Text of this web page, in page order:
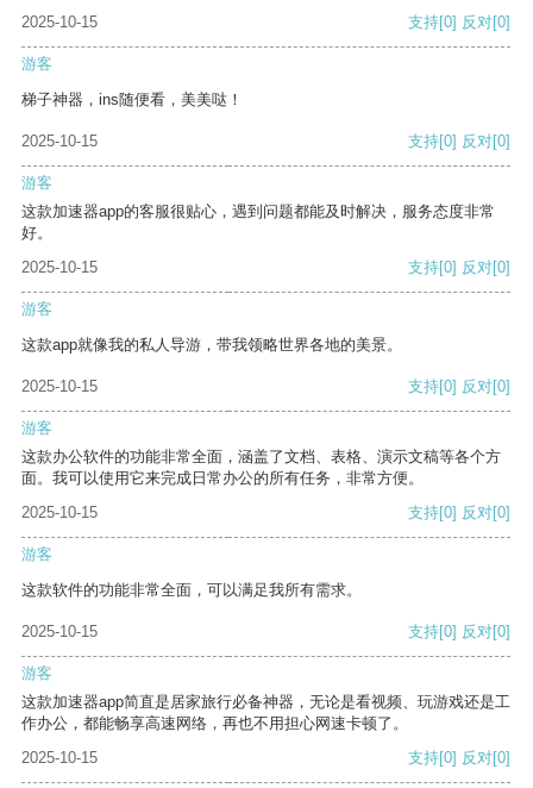
2025-10-15 支持[0] 反对[0]
游客
梯子神器，ins随便看，美美哒！
2025-10-15 支持[0] 反对[0]
游客
这款加速器app的客服很贴心，遇到问题都能及时解决，服务态度非常
好。
2025-10-15
支持[0] 反对[0]
游客
这款app就像我的私人导游，带我领略世界各地的美景。
2025-10-15 支持[0] 反对[0]
游客
这款办公软件的功能非常全面，涵盖了文档、表格、演示文稿等各个方
面。我可以使用它来完成日常办公的所有任务，非常方便。
2025-10-15
支持[0] 反对[0]
游客
这款软件的功能非常全面，可以满足我所有需求。
2025-10-15 支持[0] 反对[0]
游客
这款加速器app简直是居家旅行必备神器，无论是看视频、玩游戏还是工
作办公，都能畅享高速网络，再也不用担心网速卡顿了。
2025-10-15
支持[0] 反对[0]